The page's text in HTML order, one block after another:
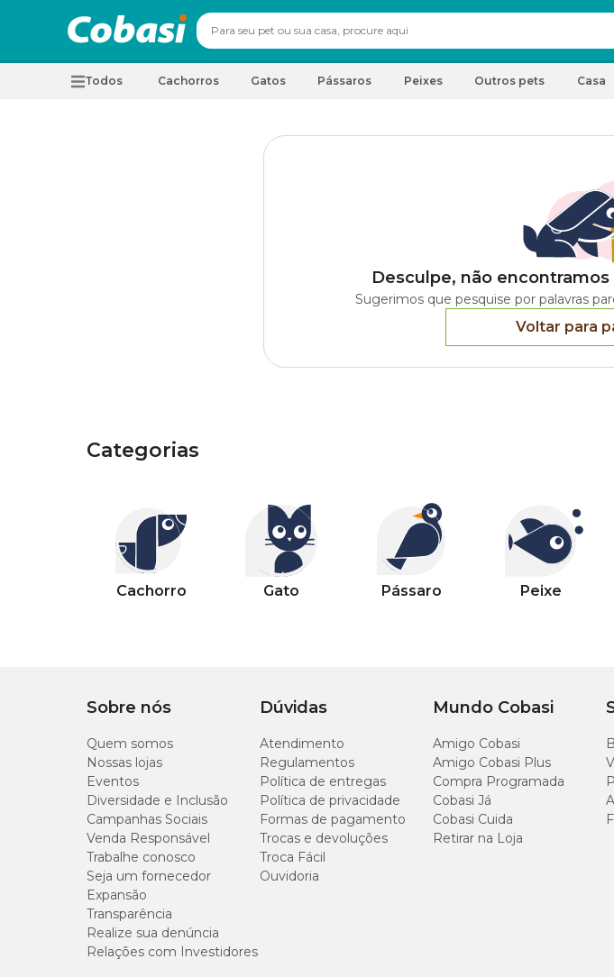
Todos Cachorros Gatos Pássaros Peixes Outros pets Casa
Desculpe, não
Sugerimos que pesquise por palavras
Voltar para
Categorias
Cachorro Gato Pássaro Peixe
Sobre nós
Quem somos
Nossas lojas
Eventos
Diversidade e Inclusão
Campanhas Sociais
Venda Responsável
Trabalhe conosco
Seja um fornecedor
Expansão
Transparência
Realize sua denúncia
Relações com Investidores
Dúvidas
Atendimento
Regulamentos
Política de entregas
Política de privacidade
Formas de pagamento
Trocas e devoluções
Troca Fácil
Ouvidoria
Mundo Cobasi
Amigo Cobasi
Amigo Cobasi Plus
Compra Programada
Cobasi Já
Cobasi Cuida
Retirar na Loja